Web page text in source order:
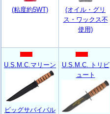
(粘度約5WT)
(オイル・グリ
ス・ワックス不
使用)
U.S.M.C.マリーン
ビッグサバイバル
U.S.M.C. トリビ
ュート